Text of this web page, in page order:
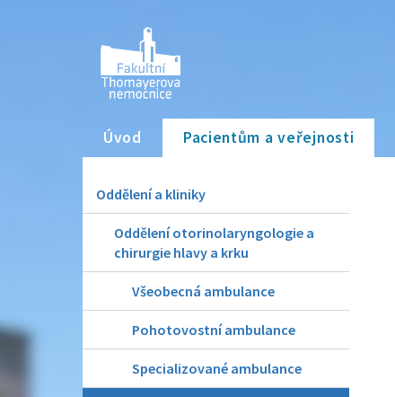
Úvod Pacientům a veřejnosti
Oddělení a kliniky
Oddělení otorinolaryngologie a
chirurgie hlavy a krku
Všeobecná ambulance
Pohotovostní ambulance
Specializované ambulance